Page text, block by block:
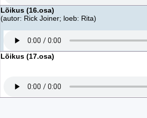
Lõikus (16.osa)
(autor: Rick Joiner; loeb: Rita)
Lõikus (17.osa)